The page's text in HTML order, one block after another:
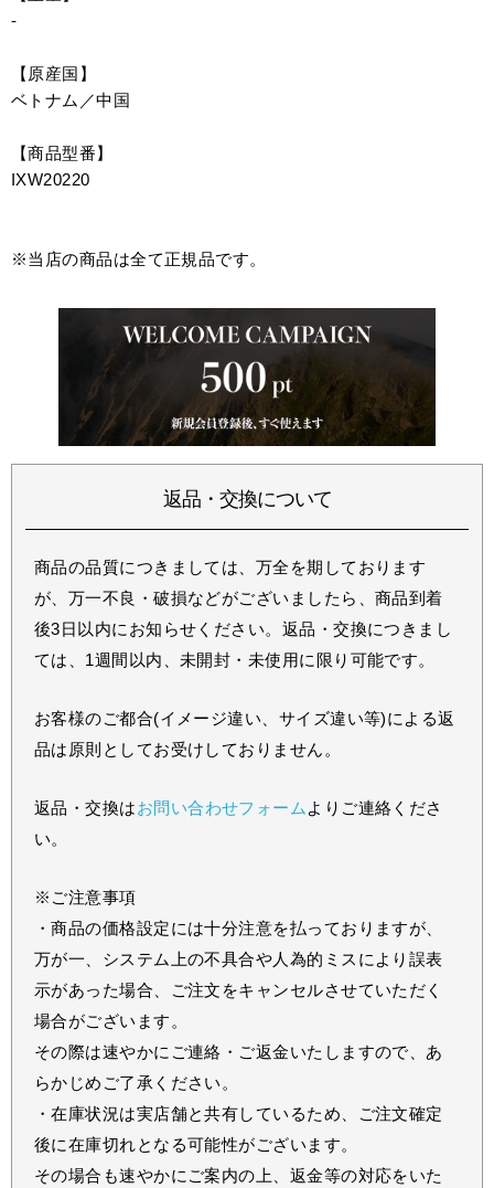
-
【原産国】
ベトナム／中国
【商品型番】
IXW20220
※当店の商品は全て正規品です。
返品・交換について
商品の品質につきましては、万全を期しております
が、万一不良・破損などがございましたら、商品到着
後3日以内にお知らせください。返品・交換につきまし
ては、1週間以内、未開封・未使用に限り可能です。
お客様のご都合(イメージ違い、サイズ違い等)による返
品は原則としてお受けしておりません。
返品・交換はお問い合わせフォーム よりご連絡くださ
い。
※ご注意事項
・商品の価格設定には十分注意を払っておりますが、
万が一、システム上の不具合や人為的ミスにより誤表
示があった場合、ご注文をキャンセルさせていただく
場合がございます。
その際は速やかにご連絡・ご返金いたしますので、あ
らかじめご了承ください。
・在庫状況は実店舗と共有しているため、ご注文確定
後に在庫切れとなる可能性がございます。
その場合も速やかにご案内の上、返金等の対応をいた